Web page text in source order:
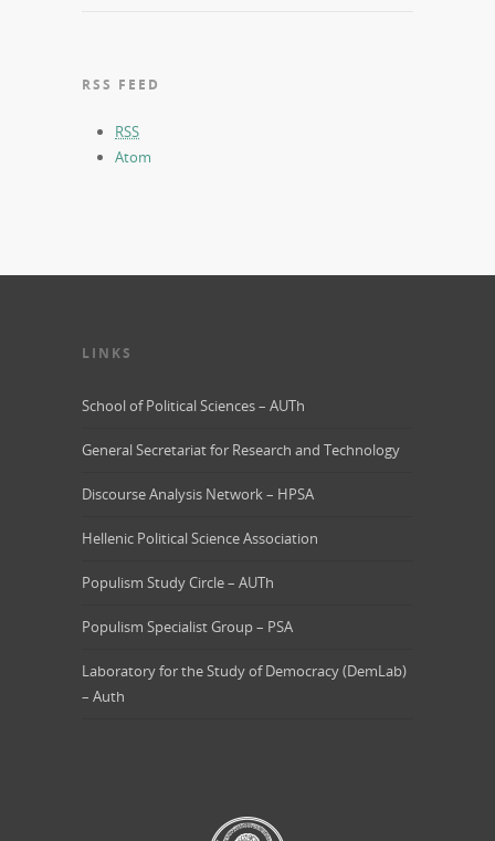
RSS FEED
RSS
Atom
LINKS
School of Political Sciences – AUTh
General Secretariat for Research and Technology
Discourse Analysis Network – HPSA
Hellenic Political Science Association
Populism Study Circle – AUTh
Populism Specialist Group – PSA
Laboratory for the Study of Democracy (DemLab)
– Auth